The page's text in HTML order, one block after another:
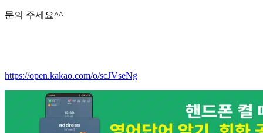
문의 주세요^^
https://open.kakao.com/o/scJVseNg